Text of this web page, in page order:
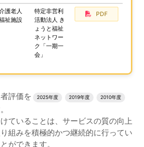
護老人
祉施設
特定非営利
活動法人 き
ょうと福祉
ネットワー
ク「一期一
会」
PDF
ダウンロードエリアの読み上げは以上
評価を 2025年度 2019年度 2010年度
ていることは、サービスの質の向上
組みを積極的かつ継続的に行ってい
ができます。